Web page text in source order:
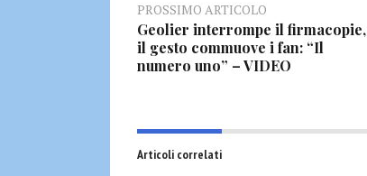
PROSSIMO ARTICOLO
Geolier interrompe il firmacopie,
il gesto commuove i fan: “Il
numero uno” – VIDEO
Articoli correlati